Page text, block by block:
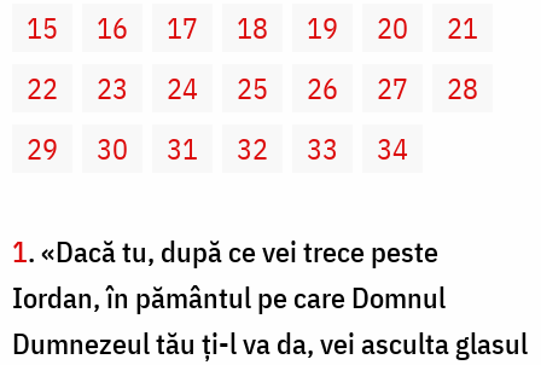
15
16 17 18 19 20
21
22
23 24 25 26 27
28
29
30 31 32 33 34
1. «Dacă tu, după ce vei trece peste
Iordan, în pământul pe care Domnul
Dumnezeul tău ți-l va da, vei asculta glasul